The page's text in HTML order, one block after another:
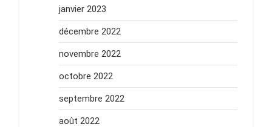
janvier 2023
décembre 2022
novembre 2022
octobre 2022
septembre 2022
août 2022